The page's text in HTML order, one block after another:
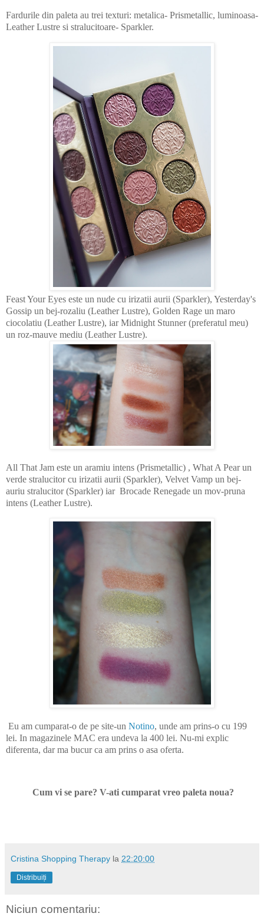
Fardurile din paleta au trei texturi: metalica- Prismetallic, luminoasa-
Leather Lustre si stralucitoare- Sparkler.
Feast Your Eyes este un nude cu irizatii aurii (Sparkler), Yesterday's
Gossip un bej-rozaliu (Leather Lustre), Golden Rage un maro
ciocolatiu (Leather Lustre), iar Midnight Stunner (preferatul meu)
un roz-mauve mediu (Leather Lustre).
All That Jam este un aramiu intens (Prismetallic) , What A Pear un
verde stralucitor cu irizatii aurii (Sparkler), Velvet Vamp un bej-
auriu stralucitor (Sparkler) iar Brocade Renegade un mov-pruna
intens (Leather Lustre).
Eu am cumparat-o de pe site-un Notino, unde am prins-o cu 199
lei. In magazinele MAC era undeva la 400 lei. Nu-mi explic
diferenta, dar ma bucur ca am prins o asa oferta.
Cum vi se pare? V-ati cumparat vreo paleta noua?
Cristina Shopping Therapy la 22:20:00
Distribuiți
Niciun comentariu: